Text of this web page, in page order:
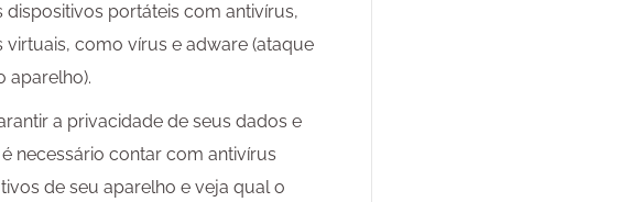
portáteis com antivírus,
como vírus e adware (ataque
aparelho).
a privacidade de seus dados e
necessário contar com antivírus
de seu aparelho e veja qual o